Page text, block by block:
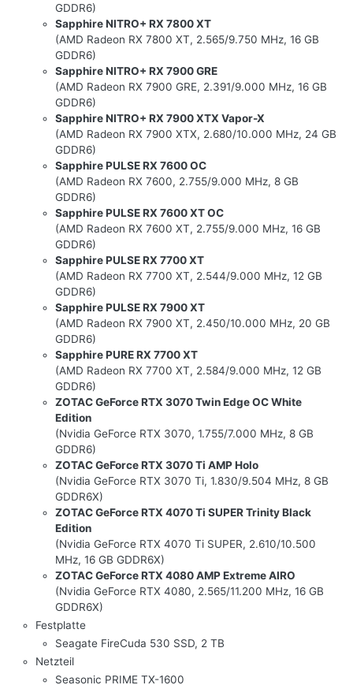
GDDR6)
Sapphire NITRO+ RX 7800 XT
(AMD Radeon RX 7800 XT, 2.565/9.750 MHz, 16 GB
GDDR6)
Sapphire NITRO+ RX 7900 GRE
(AMD Radeon RX 7900 GRE, 2.391/9.000 MHz, 16 GB
GDDR6)
Sapphire NITRO+ RX 7900 XTX Vapor-X
(AMD Radeon RX 7900 XTX, 2.680/10.000 MHz, 24 GB
GDDR6)
Sapphire PULSE RX 7600 OC
(AMD Radeon RX 7600, 2.755/9.000 MHz, 8 GB
GDDR6)
Sapphire PULSE RX 7600 XT OC
(AMD Radeon RX 7600 XT, 2.755/9.000 MHz, 16 GB
GDDR6)
Sapphire PULSE RX 7700 XT
(AMD Radeon RX 7700 XT, 2.544/9.000 MHz, 12 GB
GDDR6)
Sapphire PULSE RX 7900 XT
(AMD Radeon RX 7900 XT, 2.450/10.000 MHz, 20 GB
GDDR6)
Sapphire PURE RX 7700 XT
(AMD Radeon RX 7700 XT, 2.584/9.000 MHz, 12 GB
GDDR6)
ZOTAC GeForce RTX 3070 Twin Edge OC White
Edition
(Nvidia GeForce RTX 3070, 1.755/7.000 MHz, 8 GB
GDDR6)
ZOTAC GeForce RTX 3070 Ti AMP Holo
(Nvidia GeForce RTX 3070 Ti, 1.830/9.504 MHz, 8 GB
GDDR6X)
ZOTAC GeForce RTX 4070 Ti SUPER Trinity Black
Edition
(Nvidia GeForce RTX 4070 Ti SUPER, 2.610/10.500
MHz, 16 GB GDDR6X)
ZOTAC GeForce RTX 4080 AMP Extreme AIRO
(Nvidia GeForce RTX 4080, 2.565/11.200 MHz, 16 GB
GDDR6X)
Festplatte
Seagate FireCuda 530 SSD, 2 TB
Netzteil
Seasonic PRIME TX-1600